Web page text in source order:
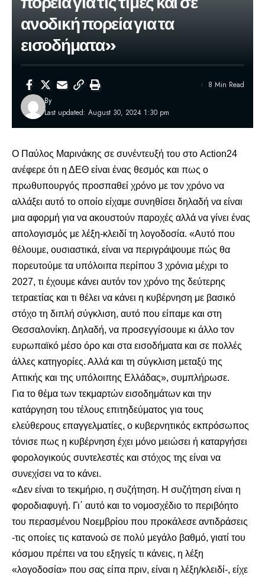
ανοδική πορεία για τα
εισοδήματα»
Last updated: August 30, 2024 1:30 pm
By
8 Min Read
Ο Παύλος Μαρινάκης σε συνέντευξή του στο Action24
ανέφερε ότι η ΔΕΘ είναι ένας θεσμός και πως ο
πρωθυπουργός προσπαθεί χρόνο με τον χρόνο να
αλλάξει αυτό το οποίο είχαμε συνηθίσει δηλαδή να είναι
μια αφορμή για να ακουστούν παροχές αλλά να γίνει ένας
απολογισμός με λέξη-κλειδί τη λογοδοσία. «Αυτό που
θέλουμε, ουσιαστικά, είναι να περιγράψουμε πώς θα
πορευτούμε τα υπόλοιπα περίπου 3 χρόνια μέχρι το
2027, τι έχουμε κάνει αυτόν τον χρόνο της δεύτερης
τετραετίας και τι θέλει να κάνει η κυβέρνηση με βασικό
στόχο τη διπλή σύγκλιση, αυτό που είπαμε και στη
Θεσσαλονίκη. Δηλαδή, να προσεγγίσουμε κι άλλο τον
ευρωπαϊκό μέσο όρο και στα εισοδήματα και σε πολλές
άλλες κατηγορίες. Αλλά και τη σύγκλιση μεταξύ της
Αττικής και της υπόλοιπης Ελλάδας», συμπλήρωσε.
Για το θέμα των τεκμαρτών εισοδημάτων και την
κατάργηση του τέλους επιτηδεύματος για τους
ελεύθερους επαγγελματίες, ο κυβερνητικός εκπρόσωπος
τόνισε πως η κυβέρνηση έχει μόνο μειώσει ή καταργήσει
φορολογικούς συντελεστές και στόχος της είναι να
συνεχίσει να το κάνει.
«Δεν είναι το τεκμήριο, η συζήτηση. Η συζήτηση είναι η
φοροδιαφυγή. Γι΄ αυτό και το νομοσχέδιο το περιβόητο
του περασμένου Νοεμβρίου που προκάλεσε αντιδράσεις
-τις οποίες τις κατανοώ σε πολύ μεγάλο βαθμό, γιατί του
κόσμου πρέπει να του εξηγείς τι κάνεις, η λέξη
«λογοδοσία» που σας είπα πριν, είναι η λέξη/κλειδί-, είχε